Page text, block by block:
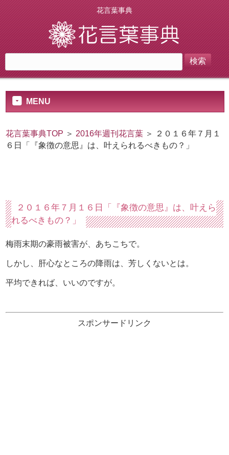
花言葉事典
MENU
花言葉事典TOP ＞ 2016年週刊花言葉 ＞ ２０１６年７月１
６日「『象徴の意思』は、叶えられるべきもの？」
２０１６年７月１６日「『象徴の意思』は、叶えら
れるべきもの？」
梅雨末期の豪雨被害が、あちこちで。
しかし、肝心なところの降雨は、芳しくないとは。
平均できれば、いいのですが。
スポンサードリンク